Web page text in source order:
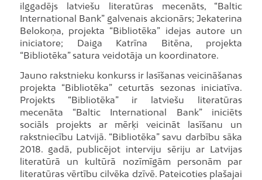
ilggadējs latviešu literatūras mecenāts, “Baltic
International Bank” galvenais akcionārs; Jekaterina
Belokoņa, projekta “Bibliotēka” idejas autore un
iniciatore; Daiga Katrīna Bitēna, projekta
“Bibliotēka” satura veidotāja un koordinatore.
Jauno rakstnieku konkurss ir lasīšanas veicināšanas
projekta “Bibliotēka” ceturtās sezonas iniciatīva.
Projekts “Bibliotēka” ir latviešu literatūras
mecenāta “Baltic International Bank” iniciēts
sociāls projekts ar mērķi veicināt lasīšanu un
rakstniecību Latvijā. “Bibliotēka” savu darbību sāka
2018. gadā, publicējot interviju sēriju ar Latvijas
literatūrā un kultūrā nozīmīgām personām par
literatūras vērtību cilvēka dzīvē. Pateicoties plašajai